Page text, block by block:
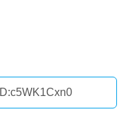
ID:c5WK1Cxn0